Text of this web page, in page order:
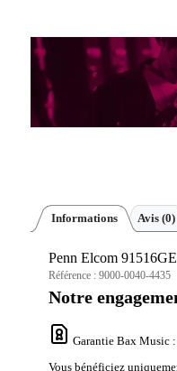
Informations Avis (0)
Penn Elcom
Référence : 9000-0040-4435
Notre
Garantie Bax Music
Vous bénéficiez